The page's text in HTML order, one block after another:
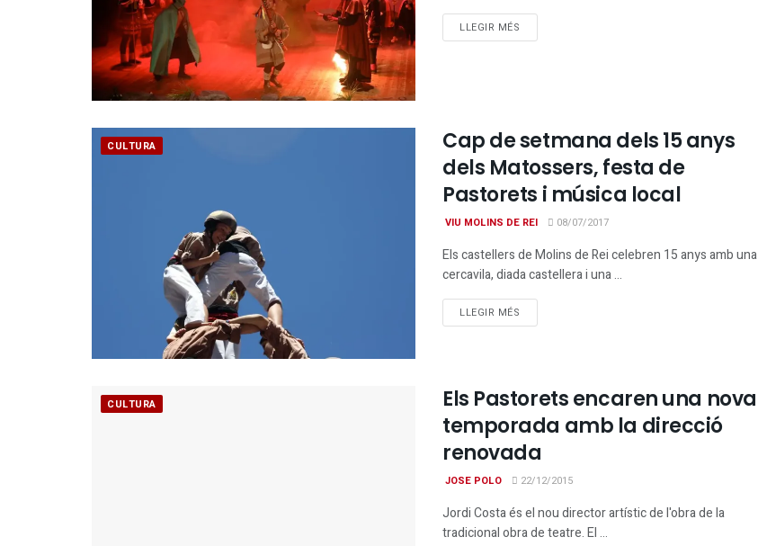
LLEGIR MÉS
CULTURA
Cap de setmana dels 15 anys
dels Matossers, festa de
Pastorets i música local
VIU MOLINS DE REI 08/07/2017
Els castellers de Molins de Rei celebren 15 anys amb una
cercavila, diada castellera i una ...
LLEGIR MÉS
CULTURA
Els Pastorets encaren una nova
temporada amb la direcció
renovada
JOSE POLO 22/12/2015
Jordi Costa és el nou director artístic de l'obra de la
tradicional obra de teatre. El ...